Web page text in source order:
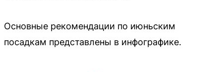
Основные рекомендации по июньским
посадкам представлены в инфографике.